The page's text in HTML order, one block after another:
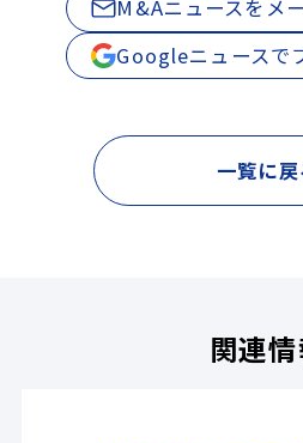
M&Aニュースをメ
Googleニュースで
一覧に戻
関連